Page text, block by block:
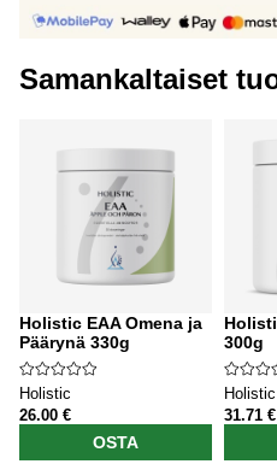
Samankaltaiset
Holistic EAA Omena ja
Päärynä 330g
Holistic
26.00 €
OSTA
300g
Holistic
31.71 €